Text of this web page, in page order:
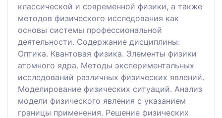
классической и современной физики, а также
методов физического исследования как
основы системы профессиональной
деятельности. Содержание дисциплины:
Оптика. Квантовая физика. Элементы физики
атомного ядра. Методы экспериментальных
исследований различных физических явлений.
Моделирование физических ситуаций. Анализ
модели физического явления с указанием
границы применения. Решение физических